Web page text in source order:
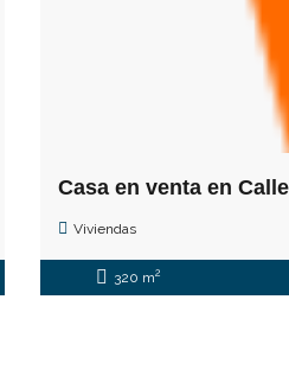
Casa en venta en
Viviendas
320 m2